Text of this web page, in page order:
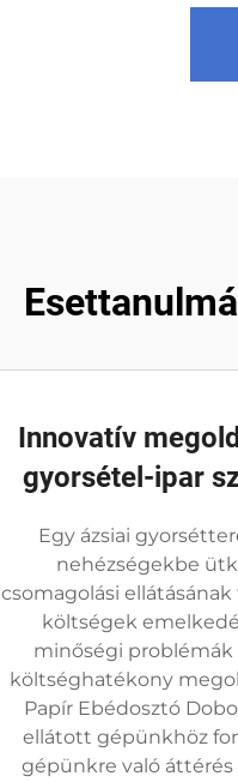
Innovatív
gyorsétel-ipar
Egy ázsiai
nehézségekbe
csomagolási
költségek
minőségi problémák
költséghatékony
Papír Ebédosztó
ellátott gépünkhöz
gépünkre való